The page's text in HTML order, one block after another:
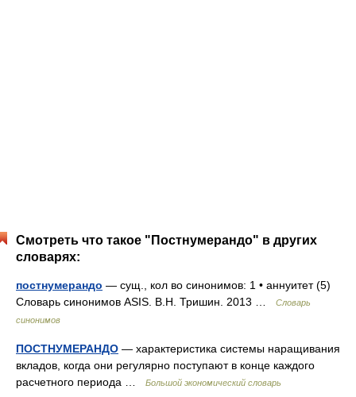
Смотреть что такое "Постнумерандо" в других
словарях:
постнумерандо — сущ., кол во синонимов: 1 • аннуитет (5)
Словарь синонимов ASIS. В.Н. Тришин. 2013 …
Словарь
синонимов
ПОСТНУМЕРАНДО — характеристика системы наращивания
вкладов, когда они регулярно поступают в конце каждого
расчетного периода …
Большой экономический словарь